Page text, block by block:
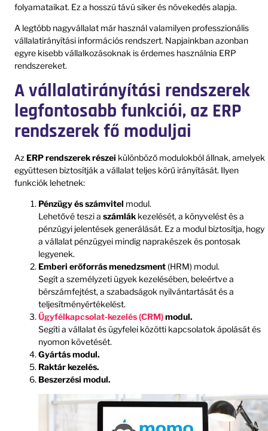
folyamataikat. Ez a hosszú távú siker és növekedés alapja.
A legtöbb nagyvállalat már használ valamilyen professzionális
vállalatirányítási információs rendszert. Napjainkban azonban
egyre kisebb vállalkozásoknak is érdemes használnia ERP
rendszereket.
A vállalatirányítási rendszerek
legfontosabb funkciói, az ERP
rendszerek fő moduljai
Az ERP rendszerek részei különböző modulokból állnak, amelyek
együttesen biztosítják a vállalat teljes körű irányítását. Ilyen
funkciók lehetnek:
Pénzügy és számvitel modul.
Lehetővé teszi a számlák kezelését, a könyvelést és a
pénzügyi jelentések generálását. Ez a modul biztosítja, hogy
a vállalat pénzügyei mindig naprakészek és pontosak
legyenek.
Emberi erőforrás menedzsment (HRM) modul.
Segít a személyzeti ügyek kezelésében, beleértve a
bérszámfejtést, a szabadságok nyilvántartását és a
teljesítményértékelést.
Ügyfélkapcsolat-kezelés (CRM)modul.
Segíti a vállalat és ügyfelei közötti kapcsolatok ápolását és
nyomon követését.
Gyártás modul.
Raktár kezelés.
Beszerzési modul.